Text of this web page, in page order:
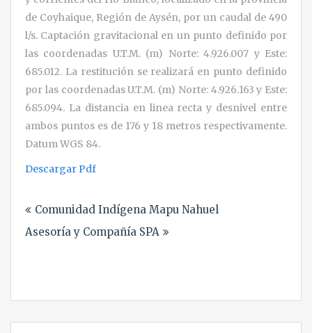
de Coyhaique, Región de Aysén, por un caudal de 490
l/s. Captación gravitacional en un punto definido por
las coordenadas U.T.M. (m) Norte: 4.926.007 y Este:
685.012. La restitución se realizará en punto definido
por las coordenadas U.T.M. (m) Norte: 4.926.163 y Este:
685.094. La distancia en linea recta y desnivel entre
ambos puntos es de 176 y 18 metros respectivamente.
Datum WGS 84.
Descargar Pdf
de
entradas
Comunidad Indígena Mapu Nahuel
Asesoría y Compañía SPA